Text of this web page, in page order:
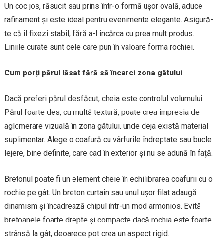
Un coc jos, răsucit sau prins într-o formă ușor ovală, aduce
rafinament și este ideal pentru evenimente elegante. Asigură-
te că îl fixezi stabil, fără a-l încărca cu prea mult produs.
Liniile curate sunt cele care pun în valoare forma rochiei.
Cum porți părul lăsat fără să încarci zona gâtului
Dacă preferi părul desfăcut, cheia este controlul volumului.
Părul foarte des, cu multă textură, poate crea impresia de
aglomerare vizuală în zona gâtului, unde deja există material
suplimentar. Alege o coafură cu vârfurile îndreptate sau bucle
lejere, bine definite, care cad în exterior și nu se adună în față.
Bretonul poate fi un element cheie în echilibrarea coafurii cu o
rochie pe gât. Un breton curtain sau unul ușor filat adaugă
dinamism și încadrează chipul într-un mod armonios. Evită
bretoanele foarte drepte și compacte dacă rochia este foarte
strânsă la gât, deoarece pot crea un aspect rigid.